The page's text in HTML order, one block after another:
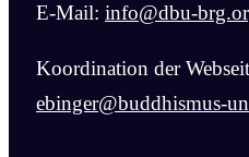
E-Mail: info@dbu-
Koordination der
ebinger@buddhismus-